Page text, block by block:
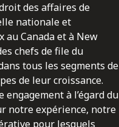
des affaires de
nationale et
Canada et à New
chefs de file du
tous les segments de
de leur croissance.
à l’égard du
notre expérience, notre
pour lesquels